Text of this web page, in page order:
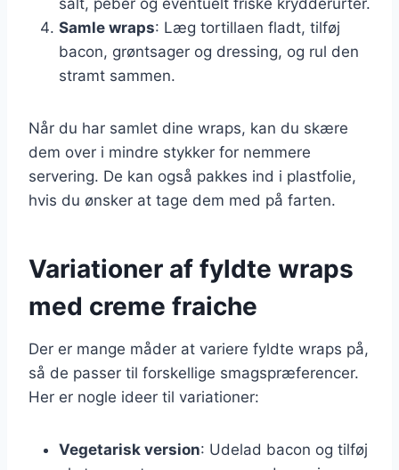
Samle wraps: Læg tortillaen fladt, tilføj
bacon, grøntsager og dressing, og rul den
stramt sammen.
Når du har samlet dine wraps, kan du skære
dem over i mindre stykker for nemmere
servering. De kan også pakkes ind i plastfolie,
hvis du ønsker at tage dem med på farten.
Variationer af fyldte wraps
med creme fraiche
Der er mange måder at variere fyldte wraps på,
så de passer til forskellige smagspræferencer.
Her er nogle ideer til variationer:
Vegetarisk version: Udelad bacon og tilføj